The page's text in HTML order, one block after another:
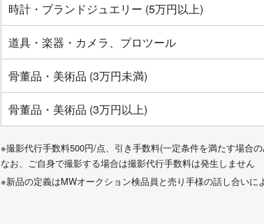
時計・ブランドジュエリー (5万円以上)
道具・楽器・カメラ、プロツール
骨董品・美術品 (3万円未満)
骨董品・美術品 (3万円以上)
※撮影代行手数料500円/点、引き手数料(一定条件を満たす場合
なお、ご自身で撮影する場合は撮影代行手数料は発生しません
※新品の定義はMWオークション検品員と売り手様の話し合いに